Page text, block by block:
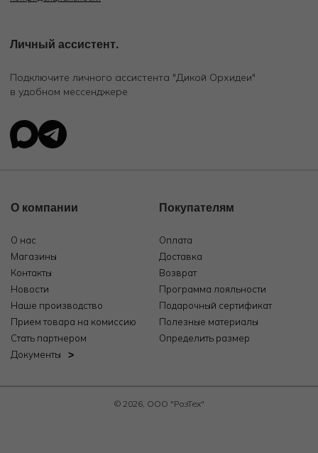
Личный ассистент.
Подключите личного ассистента "Дикой Орхидеи"
в удобном мессенджере
О компании
О нас
Магазины
Контакты
Новости
Наше производство
Прием товара на комиссию
Стать партнером
Документы
Покупателям
Оплата
Доставка
Возврат
Программа лояльности
Подарочный сертификат
Полезные материалы
Определить размер
© 2026, ООО "РозТех"